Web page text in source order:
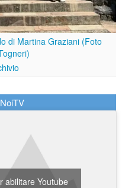
di Martina Graziani (Foto
abilitare Youtube